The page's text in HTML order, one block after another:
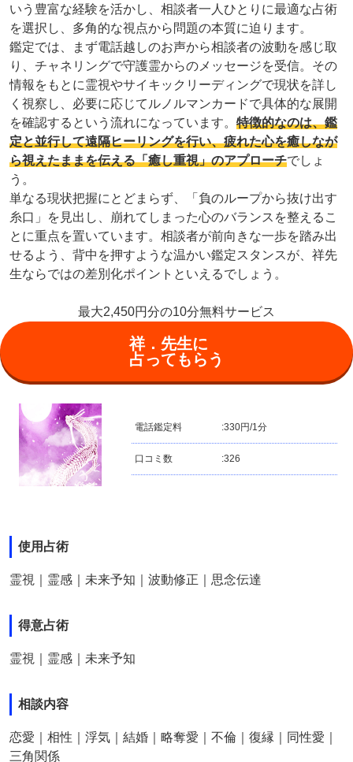
いう豊富な経験を活かし、相談者一人ひとりに最適な占術
を選択し、多角的な視点から問題の本質に迫ります。
鑑定では、まず電話越しのお声から相談者の波動を感じ取
り、チャネリングで守護霊からのメッセージを受信。その
情報をもとに霊視やサイキックリーディングで現状を詳し
く視察し、必要に応じてルノルマンカードで具体的な展開
を確認するという流れになっています。 特徴的なのは、鑑
定と並行して遠隔ヒーリングを行い、疲れた心を癒しなが
ら視えたままを伝える「癒し重視」のアプローチでしょ
う。
単なる現状把握にとどまらず、「負のループから抜け出す
糸口」を見出し、崩れてしまった心のバランスを整えるこ
とに重点を置いています。相談者が前向きな一歩を踏み出
せるよう、背中を押すような温かい鑑定スタンスが、祥先
生ならではの差別化ポイントといえるでしょう。
最大2,450円分の10分無料サービス
祥．先生に
占ってもらう
電話鑑定料 :330円/1分
口コミ数 :326
使用占術
霊視｜霊感｜未来予知｜波動修正｜思念伝達
得意占術
霊視｜霊感｜未来予知
相談内容
恋愛｜相性｜浮気｜結婚｜略奪愛｜不倫｜復縁｜同性愛｜
三角関係